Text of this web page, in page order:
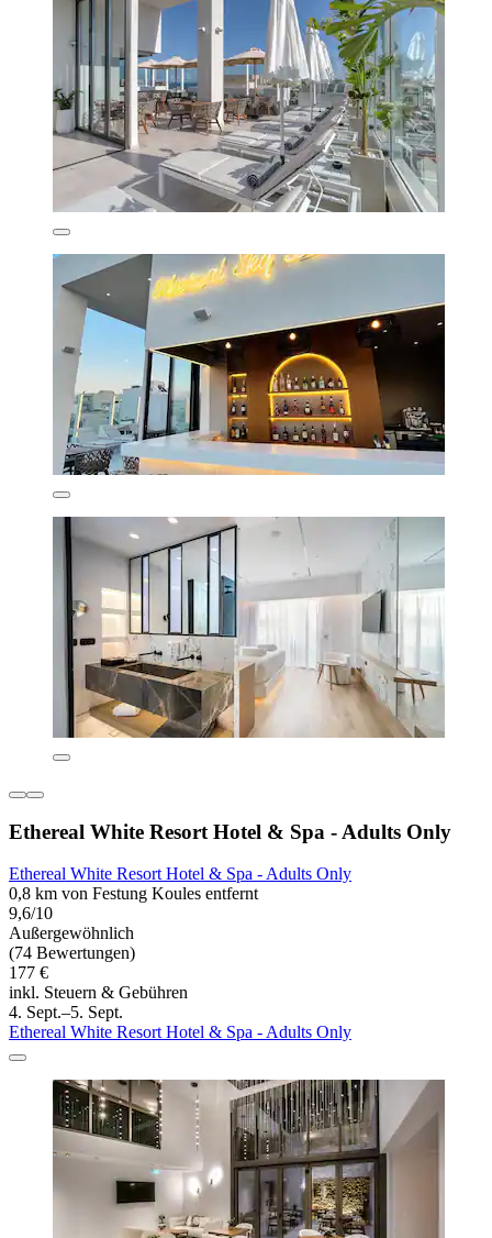
Ethereal White Resort Hotel & Spa - Adults Only
Ethereal White Resort Hotel & Spa - Adults Only
0,8 km von Festung Koules entfernt
9,6/10
Außergewöhnlich
(74 Bewertungen)
177 €
inkl. Steuern & Gebühren
4. Sept.–5. Sept.
Ethereal White Resort Hotel & Spa - Adults Only